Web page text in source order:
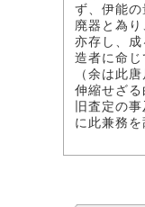
ず、伊能
廃器と為
亦存し、
造者に命
（余は此
伸縮せざ
旧査定の
に此兼務を